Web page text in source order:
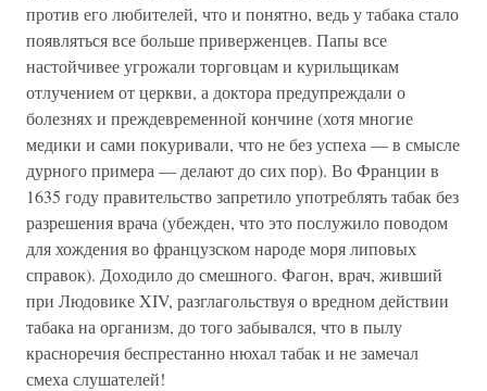
против его любителей, что и понятно, ведь у табака стало
появляться все больше приверженцев. Папы все
настойчивее угрожали торговцам и курильщикам
отлучением от церкви, а доктора предупреждали о
болезнях и преждевременной кончине (хотя многие
медики и сами покуривали, что не без успеха — в смысле
дурного примера — делают до сих пор). Во Франции в
1635 году правительство запретило употреблять табак без
разрешения врача (убежден, что это послужило поводом
для хождения во французском народе моря липовых
справок). Доходило до смешного. Фагон, врач, живший
при Людовике XIV, разглагольствуя о вредном действии
табака на организм, до того забывался, что в пылу
красноречия беспрестанно нюхал табак и не замечал
смеха слушателей!